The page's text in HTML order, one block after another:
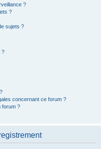
?
?
sujets ?
?
concernant ce forum ?
forum ?